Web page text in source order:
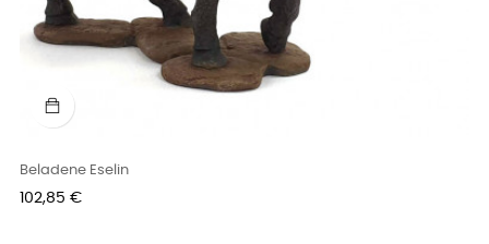
Beladene Eselin
Preis
102,85 €